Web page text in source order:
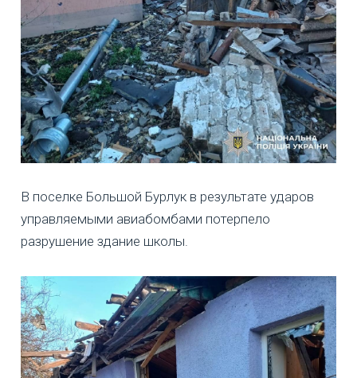
В поселке Большой Бурлук в результате ударов
управляемыми авиабомбами потерпело
разрушение здание школы.